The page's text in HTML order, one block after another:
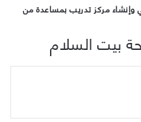
وإنشاء مركز تدريب بمساعدة من